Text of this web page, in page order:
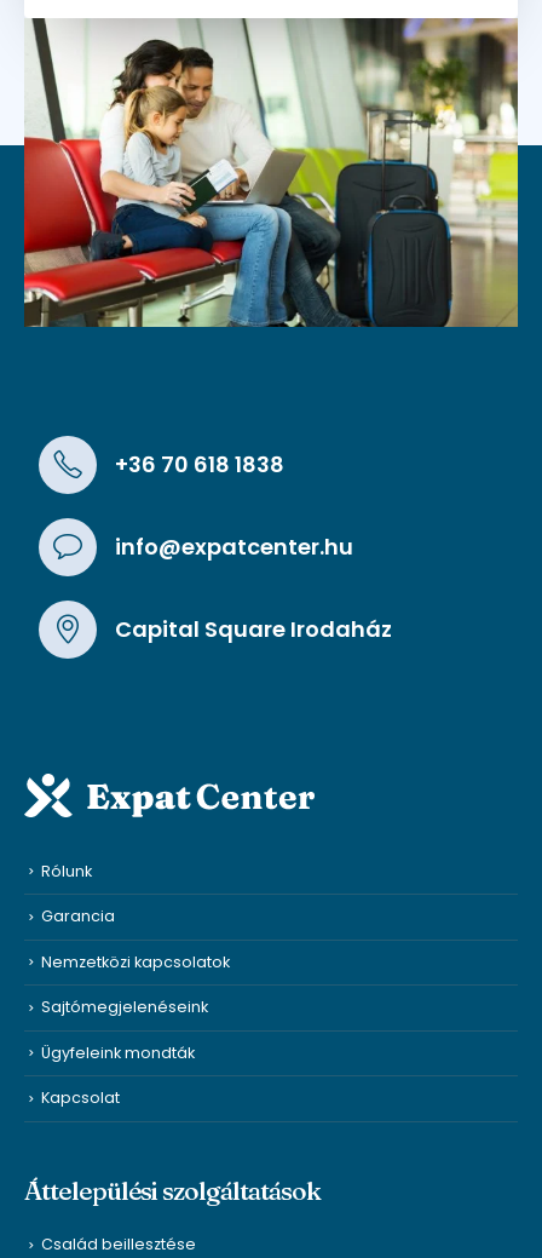
+36 70 618 1838
info@expatcenter.hu
Capital Square Irodaház
Rólunk
Garancia
Nemzetközi kapcsolatok
Sajtómegjelenéseink
Ügyfeleink mondták
Kapcsolat
Áttelepülési szolgáltatások
Család beillesztése